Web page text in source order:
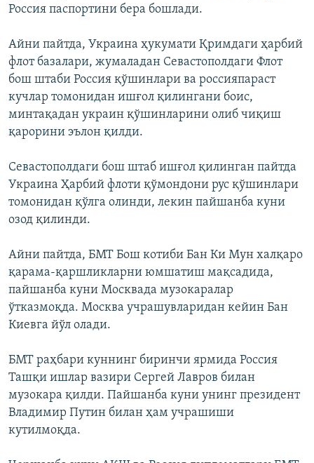
Россия паспортини бера бошлади.
Айни пайтда, Украина ҳукумати Қримдаги ҳарбий
флот базалари, жумаладан Севастополдаги Флот
бош штаби Россия қўшинлари ва россияпараст
кучлар томонидан ишғол қилингани боис,
минтақадан украин қўшинларини олиб чиқиш
қарорини эълон қилди.
Севастополдаги бош штаб ишғол қилинган пайтда
Украина Ҳарбий флоти қўмондони рус қўшинлари
томонидан қўлга олинди, лекин пайшанба куни
озод қилинди.
Айни пайтда, БМТ Бош котиби Бан Ки Мун халқаро
қарама-қаршликларни юмшатиш мақсадида,
пайшанба куни Москвада музокаралар
ўтказмоқда. Москва учрашувларидан кейин Бан
Киевга йўл олади.
БМТ раҳбари куннинг биринчи ярмида Россия
Ташқи ишлар вазири Сергей Лавров билан
музокара қилди. Пайшанба куни унинг президент
Владимир Путин билан ҳам учрашиши
кутилмоқда.